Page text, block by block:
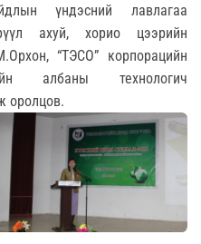
үндэсний лавлагаа
ахуй, хорио цээрийн
“ТЭСО” корпорацийн
албаны технологич
оролцов.